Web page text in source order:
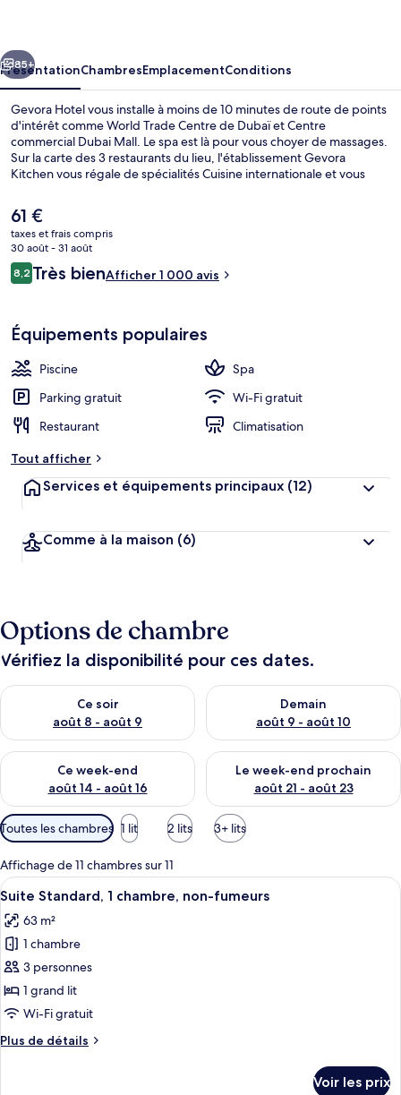
Suivant
85+
PrésentationChambresEmplacementConditions
Gevora Hotel vous installe à moins de 10 minutes de route de points
d'intérêt comme World Trade Centre de Dubaï et Centre
commercial Dubai Mall. Le spa est là pour vous choyer de massages.
Sur la carte des 3 restaurants du lieu, l'établissement Gevora
Kitchen vous régale de spécialités Cuisine internationale et vous
Parmi les autres petits avantages de cet hébergement figurent une
piscine extérieure, un centre de remise en forme, et une salle de
fitness. Les autres voyageurs ne tarissent pas d'éloges en ce qui
concerne le personnel attentionné et l'emplacement. Les transports
publics se situent à une courte distance à pied : Station de métro
Financial Centre est à 4 min et Station de métro Emirates Towers, à 7
Le
prix
actuel
est
de
61 €
taxes et frais compris
30 août - 31 août
Avis
voyageurs
8,28,2 sur 10
Très bienAfficher 1 000 avis
Équipements populaires
Piscine
Spa
Parking gratuit
Wi-Fi gratuit
Restaurant
Climatisation
Tout afficher
Services et équipements principaux (12)
Comme à la maison (6)
Options de chambre
Vérifiez la disponibilité pour ces dates.
Ce soir
août 8 - août 9
Vérifier la disponibilité pour ce soir août 8 - août 9
Demain
août 9 - août 10
Vérifier la disponibilité pour
Ce week-end
août 14 - août 16
Vérifier la disponibilité pour ce week-end août 14 - août 16
Le week-end prochain
août 21 - août 23
Vérifier la disponibilité pour
Filtres
disponibles
pour
les
chambres
Toutes les chambres 1 lit 2 lits 3+ lits
Affichage de 11 chambres sur 11
Afficher
toutes
les
photos
pour
ce
type
chambre :
Une chambre d’hôtel avec un
4
Suite Standard, 1 chambre, non-fumeurs
63 m²
1 chambre
3 personnes
1 grand lit
Wi-Fi gratuit
Plus de détails
Plus
Voir les prix